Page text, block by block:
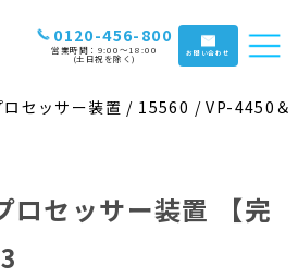
0120-456-800
営業時間：9:00〜18:00
(土日祝を除く) お問い合わせ
ロセッサー装置 / 15560 / VP-4450＆
ロセッサー装置
【完